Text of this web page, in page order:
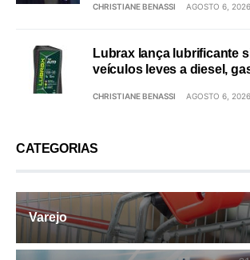
CHRISTIANE BENASSI AGOSTO 6, 2026
Lubrax lança lubrificante
veículos leves a diesel,
CHRISTIANE BENASSI AGOSTO 6, 2026
CATEGORIAS
Varejo